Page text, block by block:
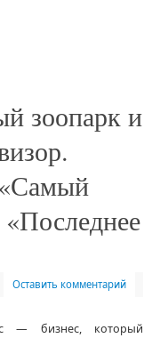
зоопарк и
Оставить комментарий
— бизнес, который